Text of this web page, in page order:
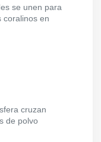
se unen para
coralinos en
cruzan
de polvo